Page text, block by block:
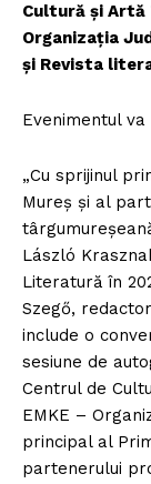
Cultură şi Artă
Organizaţia
şi Revista
Evenimentul
„Cu sprijinul
Mureş şi al
László
Literatură în
Szegő,
include o
sesiune de
Centrul de
EMKE –
principal al
partenerului